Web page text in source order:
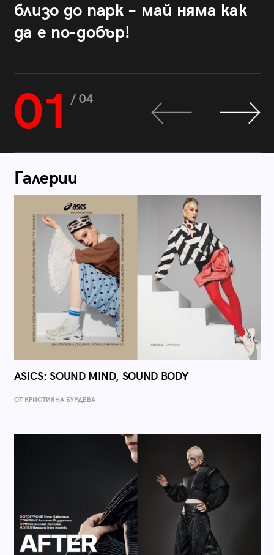
близо до парк – май няма как
да е по-добър!
01 / 04
Галерии
ASICS: SOUND MIND, SOUND BODY
ОТ КРИСТИЯНА БУРДЕВА